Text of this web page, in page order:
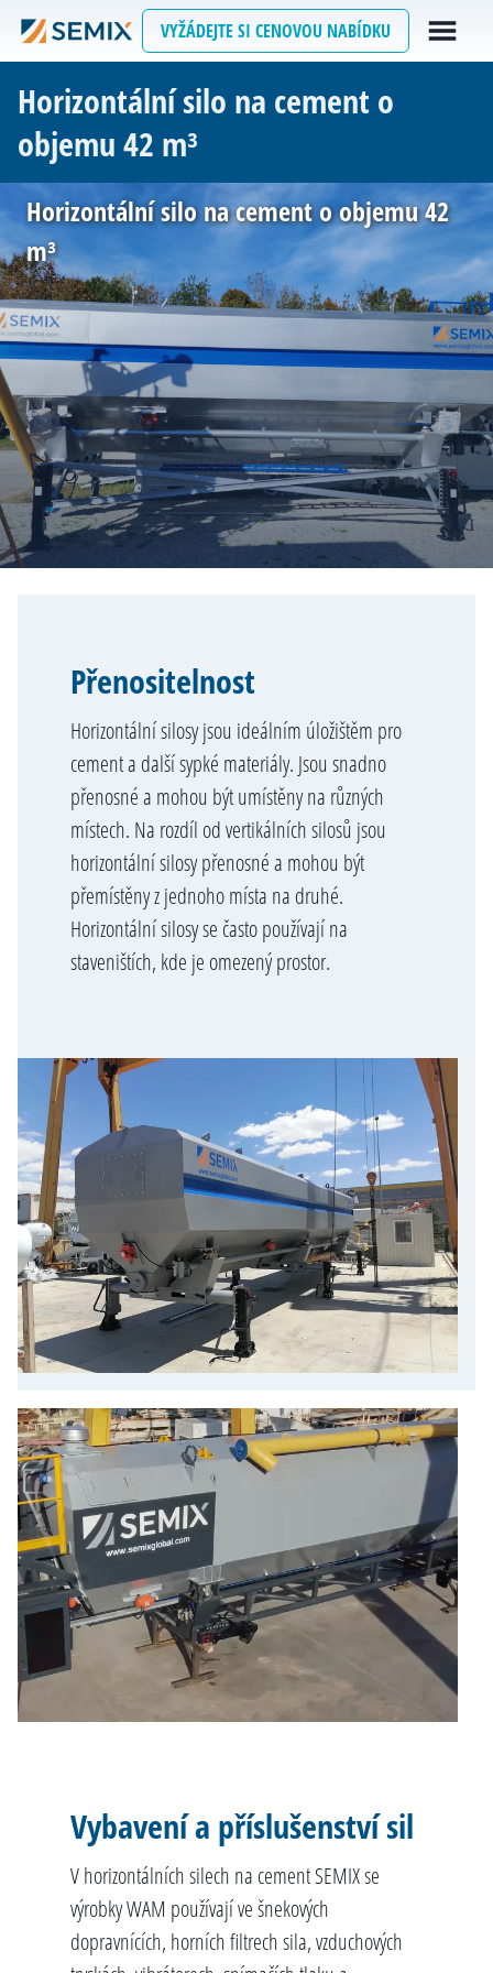
VYŽÁDEJTE SI CENOVOU NABÍDKU
Horizontální silo na cement o
objemu 42 m³
Horizontální silo na cement o objemu 42
m³
Přenositelnost
Horizontální silosy jsou ideálním úložištěm pro
cement a další sypké materiály. Jsou snadno
přenosné a mohou být umístěny na různých
místech. Na rozdíl od vertikálních silosů jsou
horizontální silosy přenosné a mohou být
přemístěny z jednoho místa na druhé.
Horizontální silosy se často používají na
staveništích, kde je omezený prostor.
Vybavení a příslušenství sil
V horizontálních silech na cement SEMIX se
výrobky WAM používají ve šnekových
dopravnících, horních filtrech sila, vzduchových